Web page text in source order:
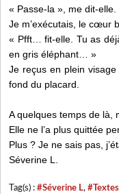
« Passe-la », me dit-elle.
Je m’exécutais, le cœur
« Pfft… fit-elle. Tu as
en gris éléphant… »
Je reçus en plein
fond du placard.
A quelques temps de là,
Elle ne l’a plus quittée
Plus ? Je ne sais pas,
Séverine L.
Tag(s) : #Séverine L,